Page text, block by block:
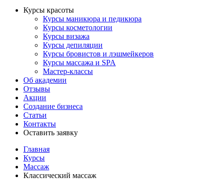
Курсы красоты
Курсы маникюра и педикюра
Курсы косметологии
Курсы визажа
Курсы депиляции
Курсы бровистов и лэшмейкеров
Курсы массажа и SPA
Мастер-классы
Об академии
Отзывы
Акции
Создание бизнеса
Статьи
Контакты
Оставить заявку
Главная
Курсы
Массаж
Классический массаж